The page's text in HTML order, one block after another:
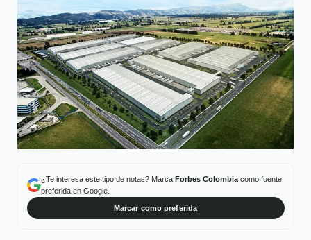
¿Te interesa este tipo de notas? Marca Forbes Colombiacomo fuente
preferida en Google.
Marcar como preferida